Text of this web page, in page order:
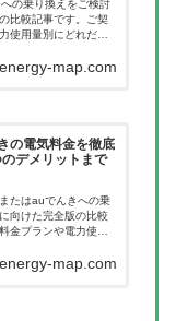
の乗り換えをご検討
比較記事です。ご契
使用量別にどれだけ
あとに料金が高くな
map.com
の電気料金を徹底
デメリットまで
たはauでんきへの乗
向けた完全版の比較
金プランや電力使用
へ乗り換えたあとに
map.com